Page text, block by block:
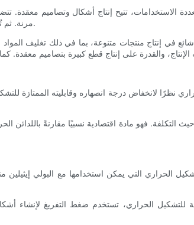
مرنة. ثم تُمدد الصفيحة الساخنة وتُشكل في قالب باستخدام التفريغ أو الضغط أو كليهما. بعد أن تبرد الصفيحة وتتصلب، تحتفظ بشكل القالب.
في إنتاج منتجات متنوعة، بما في ذلك تغليف المواد
الحراري التي يمكن استخدامها مع البولي
للتشكيل الحراري، تستخدم ضغط التفريغ لإنشاء